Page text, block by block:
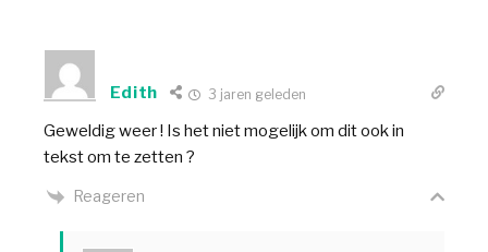
Edith 3 jaren geleden
Geweldig weer ! Is het niet mogelijk om dit ook in
tekst om te zetten ?
Reageren